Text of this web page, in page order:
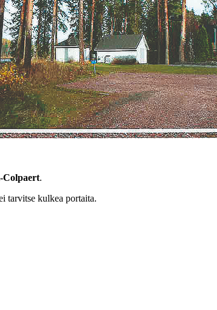
.
tarvitse kulkea portaita.